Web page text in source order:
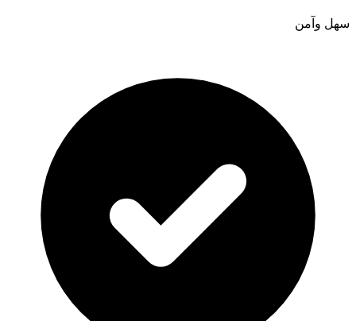
سهل وآمن